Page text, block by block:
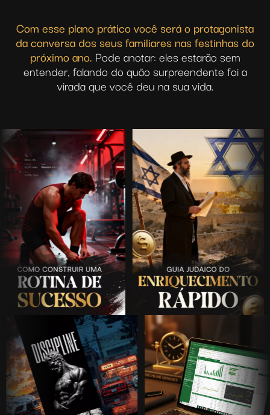
Com esse plano prático você será o protagonista
da conversa dos seus familiares nas festinhas do
próximo ano. Pode anotar: eles estarão sem
entender, falando do quão surpreendente foi a
virada que você deu na sua vida.